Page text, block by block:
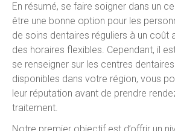
En résumé, se faire soigner dans un
être une bonne option pour les
de soins dentaires réguliers à un coût
des horaires flexibles. Cependant, il
se renseigner sur les centres
disponibles dans votre région, vous
leur réputation avant de prendre
traitement.